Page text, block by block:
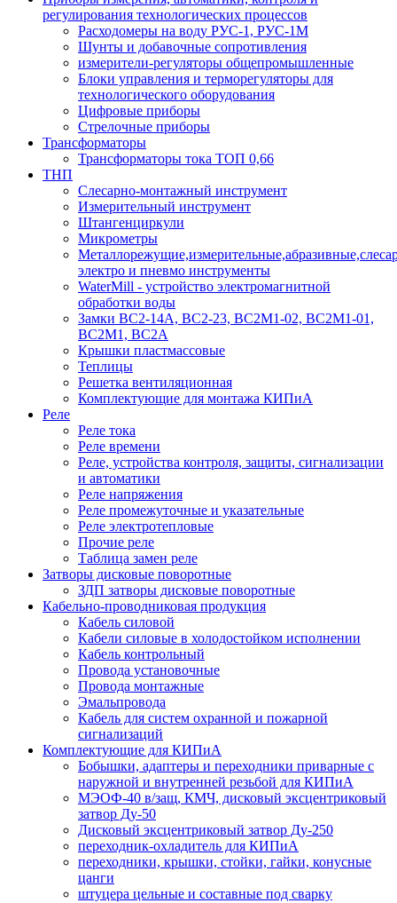
регулирования технологических процессов
Расходомеры на воду РУС-1, РУС-1М
Шунты и добавочные сопротивления
измерители-регуляторы общепромышленные
Блоки управления и терморегуляторы для
технологического оборудования
Цифровые приборы
Стрелочные приборы
Трансформаторы
Трансформаторы тока ТОП 0,66
ТНП
Слесарно-монтажный инструмент
Измерительный инструмент
Штангенциркули
Микрометры
электро и пневмо инструменты
WaterMill - устройство электромагнитной
обработки воды
Замки ВС2-14А, ВС2-23, ВС2М1-02, ВС2М1-01,
ВС2М1, ВС2А
Крышки пластмассовые
Теплицы
Решетка вентиляционная
Комплектующие для монтажа КИПиА
Реле
Реле тока
Реле времени
Реле, устройства контроля, защиты, сигнализации
и автоматики
Реле напряжения
Реле промежуточные и указательные
Реле электротепловые
Прочие реле
Таблица замен реле
Затворы дисковые поворотные
ЗДП затворы дисковые поворотные
Кабельно-проводниковая продукция
Кабель силовой
Кабели силовые в холодостойком исполнении
Кабель контрольный
Провода установочные
Провода монтажные
Эмальпровода
Кабель для систем охранной и пожарной
сигнализаций
Комплектующие для КИПиА
Бобышки, адаптеры и переходники приварные с
наружной и внутренней резьбой для КИПиА
МЭОФ-40 в/защ, КМЧ, дисковый эксцентриковый
затвор Ду-50
Дисковый эксцентриковый затвор Ду-250
переходник-охладитель для КИПиА
переходники, крышки, стойки, гайки, конусные
цанги
штуцера цельные и составные под сварку